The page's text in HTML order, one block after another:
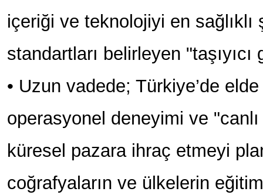
içeriği ve teknolojiyi en sağlıklı
standartları belirleyen
• Uzun vadede; Türkiye’de
operasyonel deneyimi ve
küresel pazara ihraç etmeyi
coğrafyaların ve ülkelerin